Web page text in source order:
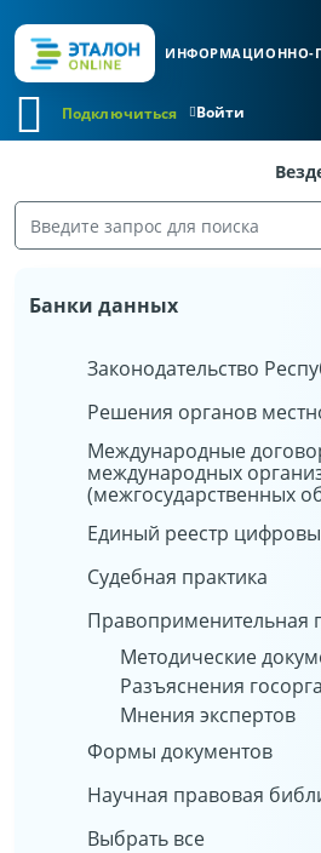
ИНФОРМАЦИОННО-
Войти
Подключиться
Банки данных
Законодательство
Решения органов
Международные
международных
(межгосударственных
Единый реестр
Судебная практика
Правоприменительная
Методические
Разъяснения
Мнения экспертов
Формы документов
Научная правовая
Выбрать все